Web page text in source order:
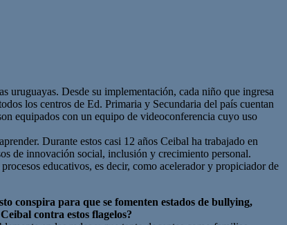
uruguayas. Desde su implementación, cada niño que ingresa
los centros de Ed. Primaria y Secundaria del país cuentan
equipados con un equipo de videoconferencia cuyo uso
Durante estos casi 12 años Ceibal ha trabajado en
de innovación social, inclusión y crecimiento personal.
educativos, es decir, como acelerador y propiciador de
conspira para que se fomenten estados de bullying,
contra estos flagelos?